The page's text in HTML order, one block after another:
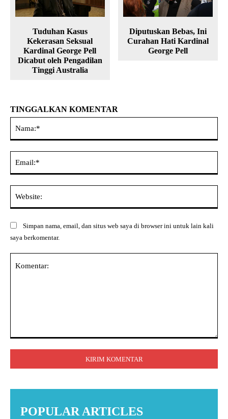
Tuduhan Kasus
Kekerasan Seksual
Kardinal George Pell
Dicabut oleh Pengadilan
Tinggi Australia
Diputuskan Bebas, Ini
Curahan Hati Kardinal
George Pell
TINGGALKAN KOMENTAR
Simpan nama, email, dan situs web saya di browser ini untuk lain kali
saya berkomentar.
POPULAR ARTICLES